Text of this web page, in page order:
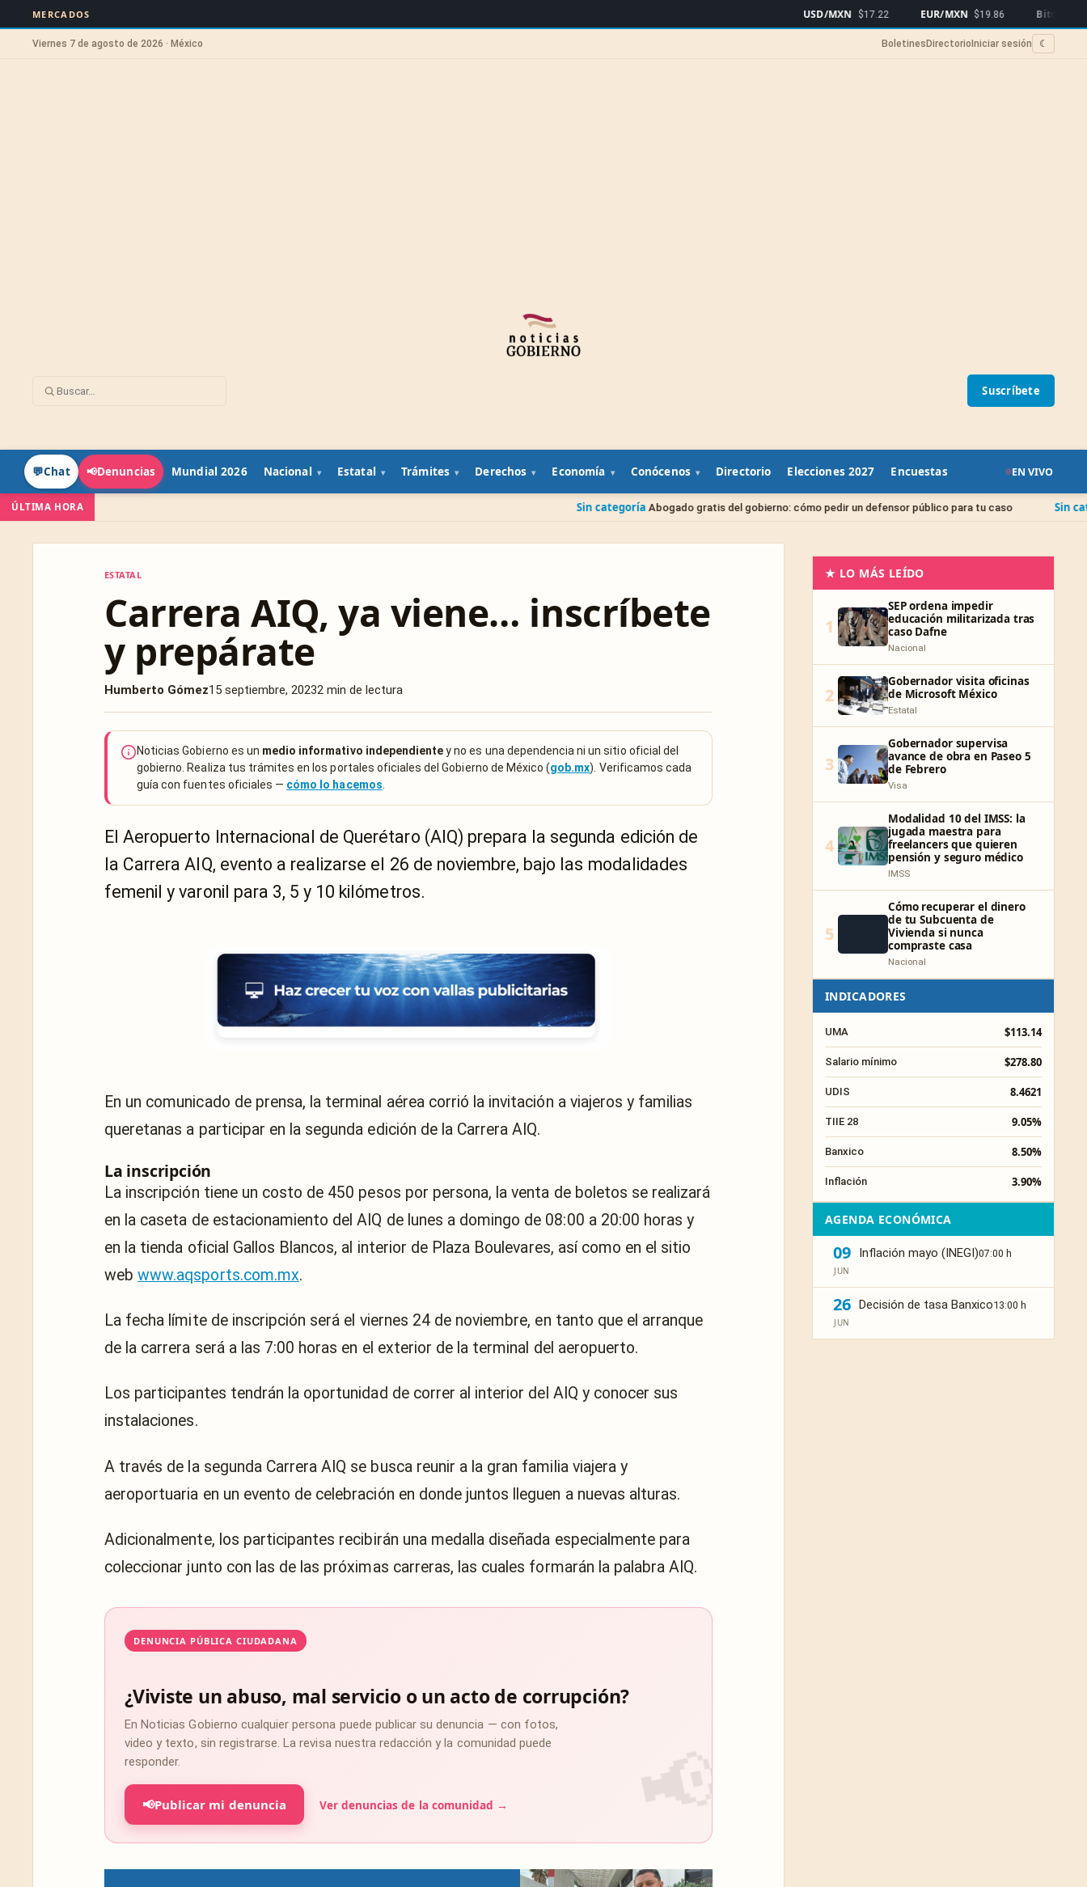
MERCADOS USD/MXN $17.22 EUR/MXN $19.86 Bitcoin $65,007
Viernes 7 de agosto de 2026 · México Boletines Directorio Iniciar sesión ☾
Suscríbete
💬Chat 📢Denuncias Mundial 2026 Nacional Estatal Trámites Derechos Economía Conócenos Directorio Elecciones 2027 Encuestas EN VIVO
ÚLTIMA HORA Abogado gratis del gobierno: cómo pedir un defensor público para tu caso Sin categoría Juicio
ESTATAL
Carrera AIQ, ya viene… inscríbete
y prepárate
Humberto Gómez15 septiembre, 20232 min de lectura
Noticias Gobierno es un medio informativo independientey no es una dependencia ni un sitio oficial del
gobierno. Realiza tus trámites en los portales oficiales del Gobierno de México (gob.mx). Verificamos cada
guía con fuentes oficiales — cómo lo hacemos
El Aeropuerto Internacional de Querétaro (AIQ) prepara la segunda edición de
la Carrera AIQ, evento a realizarse el 26 de noviembre, bajo las modalidades
femenil y varonil para 3, 5 y 10 kilómetros.
En un comunicado de prensa, la terminal aérea corrió la invitación a viajeros y familias
queretanas a participar en la segunda edición de la Carrera AIQ.
La inscripción
La inscripción tiene un costo de 450 pesos por persona, la venta de boletos se realizará
en la caseta de estacionamiento del AIQ de lunes a domingo de 08:00 a 20:00 horas y
en la tienda oficial Gallos Blancos, al interior de Plaza Boulevares, así como en el sitio
webwww.aqsports.com.mx.
La fecha límite de inscripción será el viernes 24 de noviembre, en tanto que el arranque
de la carrera será a las 7:00 horas en el exterior de la terminal del aeropuerto.
Los participantes tendrán la oportunidad de correr al interior del AIQ y conocer sus
instalaciones.
A través de la segunda Carrera AIQ se busca reunir a la gran familia viajera y
aeroportuaria en un evento de celebración en donde juntos lleguen a nuevas alturas.
Adicionalmente, los participantes recibirán una medalla diseñada especialmente para
coleccionar junto con las de las próximas carreras, las cuales formarán la palabra AIQ.
DENUNCIA PÚBLICA CIUDADANA
¿Viviste un abuso, mal servicio o un acto de corrupción?
En Noticias Gobierno cualquier persona puede publicar su denuncia — con fotos,
video y texto, sin registrarse. La revisa nuestra redacción y la comunidad puede
responder.
📢Publicar mi denuncia Ver denuncias de la comunidad →
★ LO MÁS LEÍDO
1
SEP ordena impedir
educación militarizada tras
caso Dafne
Nacional
2
Gobernador visita oficinas
de Microsoft México
Estatal
3
Gobernador supervisa
avance de obra en Paseo 5
de Febrero
Visa
4
Modalidad 10 del IMSS: la
jugada maestra para
freelancers que quieren
pensión y seguro médico
IMSS
5
Cómo recuperar el dinero
de tu Subcuenta de
Vivienda si nunca
compraste casa
Nacional
INDICADORES
UMA $113.14
Salario mínimo $278.80
UDIS 8.4621
TIIE 28 9.05%
Banxico 8.50%
Inflación 3.90%
AGENDA ECONÓMICA
09
JUN
Inflación mayo (INEGI)07:00 h
26
JUN
Decisión de tasa Banxico13:00 h